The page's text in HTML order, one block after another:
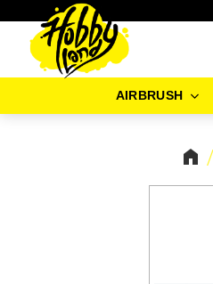
AIRBRUSH